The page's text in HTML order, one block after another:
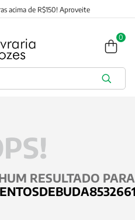
acima de R$150! Aproveite
0
RESULTADO PARA